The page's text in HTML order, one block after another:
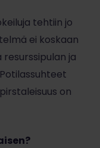
tehtiin jo
ei koskaan
ja
on